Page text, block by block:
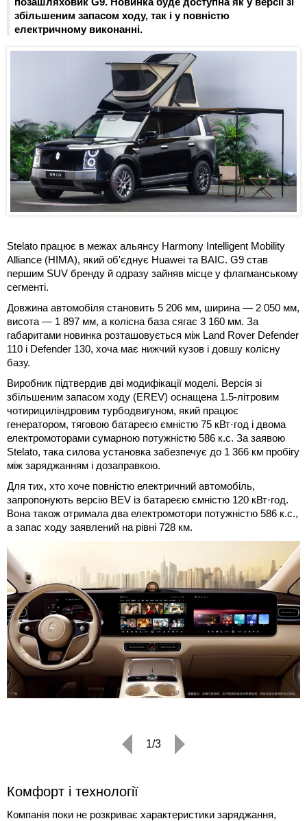
збільшеним запасом ходу, так і у повністю
електричному виконанні.
Stelato працює в межах альянсу Harmony Intelligent Mobility
Alliance (HIMA), який об'єднує Huawei та BAIC. G9 став
першим SUV бренду й одразу зайняв місце у флагманському
сегменті.
Довжина автомобіля становить 5 206 мм, ширина — 2 050 мм,
висота — 1 897 мм, а колісна база сягає 3 160 мм. За
габаритами новинка розташовується між Land Rover Defender
110 і Defender 130, хоча має нижчий кузов і довшу колісну
базу.
Виробник підтвердив дві модифікації моделі. Версія зі
збільшеним запасом ходу (EREV) оснащена 1.5-літровим
чотирициліндровим турбодвигуном, який працює
генератором, тяговою батареєю ємністю 75 кВт⋅год і двома
електромоторами сумарною потужністю 586 к.с. За заявою
Stelato, така силова установка забезпечує до 1 366 км пробігу
між заряджанням і дозаправкою.
Для тих, хто хоче повністю електричний автомобіль,
запропонують версію BEV із батареєю ємністю 120 кВт⋅год.
Вона також отримала два електромотори потужністю 586 к.с.,
а запас ходу заявлений на рівні 728 км.
1/3
Комфорт і технології
Компанія поки не розкриває характеристики заряджання,